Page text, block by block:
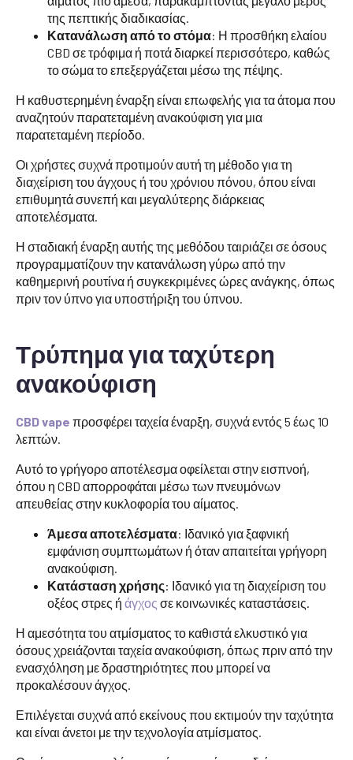
της πεπτικής διαδικασίας.
Κατανάλωση από το στόμα: Η προσθήκη ελαίου
CBD σε τρόφιμα ή ποτά διαρκεί περισσότερο, καθώς
το σώμα το επεξεργάζεται μέσω της πέψης.
Η καθυστερημένη έναρξη είναι επωφελής για τα άτομα που
αναζητούν παρατεταμένη ανακούφιση για μια
παρατεταμένη περίοδο.
Οι χρήστες συχνά προτιμούν αυτή τη μέθοδο για τη
διαχείριση του άγχους ή του χρόνιου πόνου, όπου είναι
επιθυμητά συνεπή και μεγαλύτερης διάρκειας
αποτελέσματα.
Η σταδιακή έναρξη αυτής της μεθόδου ταιριάζει σε όσους
προγραμματίζουν την κατανάλωση γύρω από την
καθημερινή ρουτίνα ή συγκεκριμένες ώρες ανάγκης, όπως
πριν τον ύπνο για υποστήριξη του ύπνου.
Τρύπημα για ταχύτερη
ανακούφιση
CBD vape προσφέρει ταχεία έναρξη, συχνά εντός 5 έως 10
λεπτών.
Αυτό το γρήγορο αποτέλεσμα οφείλεται στην εισπνοή,
όπου η CBD απορροφάται μέσω των πνευμόνων
απευθείας στην κυκλοφορία του αίματος.
Άμεσα αποτελέσματα: Ιδανικό για ξαφνική
εμφάνιση συμπτωμάτων ή όταν απαιτείται γρήγορη
ανακούφιση.
Κατάσταση χρήσης: Ιδανικό για τη διαχείριση του
οξέος στρες ή άγχος σε κοινωνικές καταστάσεις.
Η αμεσότητα του ατμίσματος το καθιστά ελκυστικό για
όσους χρειάζονται ταχεία ανακούφιση, όπως πριν από την
ενασχόληση με δραστηριότητες που μπορεί να
προκαλέσουν άγχος.
Επιλέγεται συχνά από εκείνους που εκτιμούν την ταχύτητα
και είναι άνετοι με την τεχνολογία ατμίσματος.